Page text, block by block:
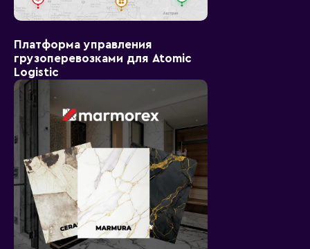
Платформа управления
грузоперевозками для Atomic
Logistic